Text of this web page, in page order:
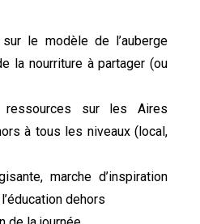
le modèle de l’auberge
la nourriture à partager (ou
sur les Aires
à tous les niveaux (local,
marche d’inspiration
dehors